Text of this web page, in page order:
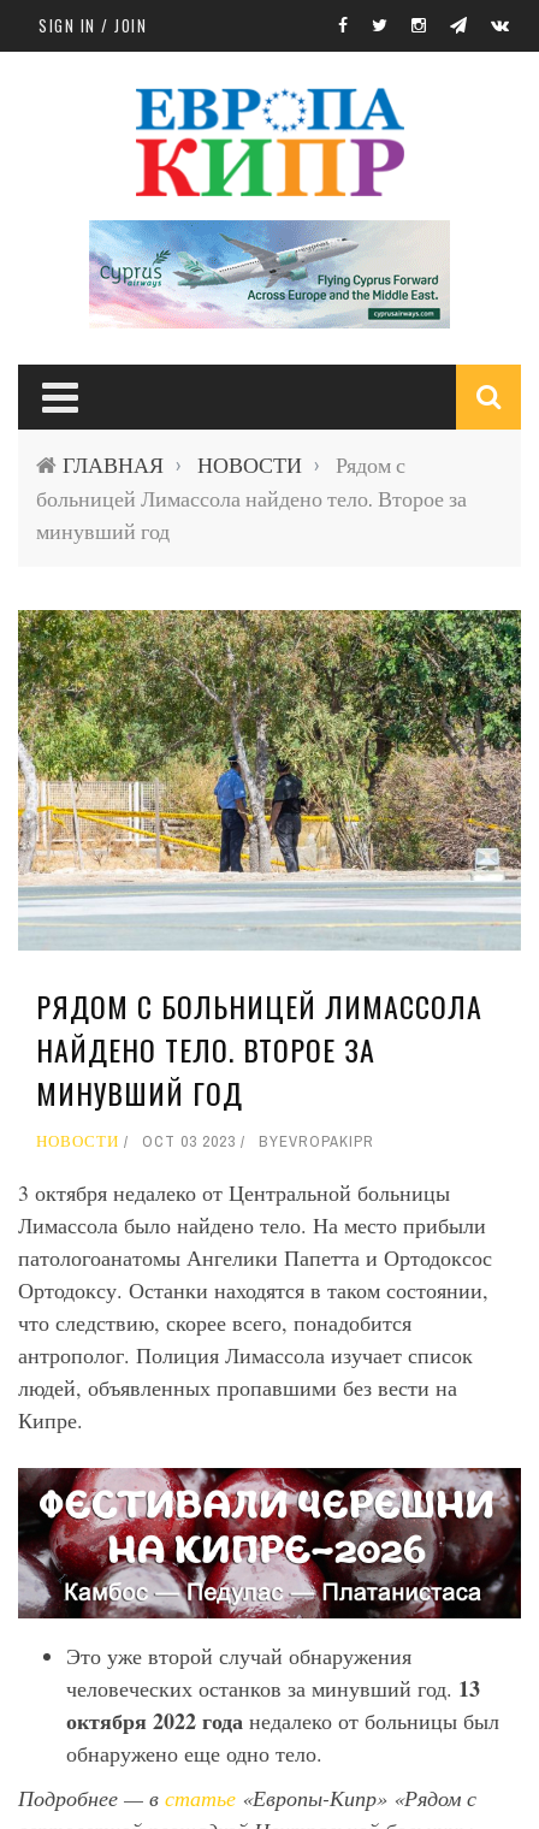
Skip to main content
SIGN IN / JOIN
ГЛАВНАЯ › НОВОСТИ ›
Рядом с
больницей Лимассола найдено тело. Второе за
минувший год
РЯДОМ С БОЛЬНИЦЕЙ ЛИМАССОЛА
НАЙДЕНО ТЕЛО. ВТОРОЕ ЗА
МИНУВШИЙ ГОД
НОВОСТИ OCT 03 2023 BYEVROPAKIPR
3 октября недалеко от Центральной больницы
Лимассола было найдено тело. На место прибыли
патологоанатомы Ангелики Папетта и Ортодоксос
Ортодоксу. Останки находятся в таком состоянии,
что следствию, скорее всего, понадобится
антрополог. Полиция Лимассола изучает список
людей, объявленных пропавшими без вести на
Кипре.
Это уже второй случай обнаружения
человеческих останков за минувший год. 13
октября 2022 года недалеко от больницы был
обнаружено еще одно тело.
Подробнее — в статье «Европы-Кипр» «Рядом с